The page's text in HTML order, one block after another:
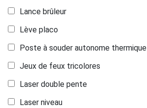
Lance brûleur
Lève placo
Poste à souder autonome thermique
Jeux de feux tricolores
Laser double pente
Laser niveau